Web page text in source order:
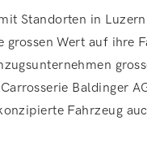
Standorten in
grossen Wert auf ihre
Baldinger
Fahrzeug